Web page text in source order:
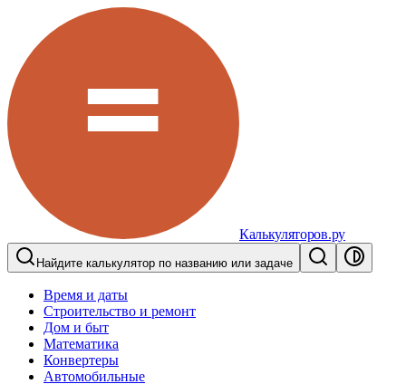
Калькуляторов.ру
Найдите калькулятор по названию или задаче
Время и даты
Строительство и ремонт
Дом и быт
Математика
Конвертеры
Автомобильные